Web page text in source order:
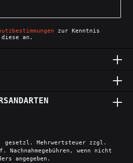
zur Kenntnis
diese an.
Mehrwertsteuer zzgl.
Nachnahmegebühren, wenn nicht
angegeben.